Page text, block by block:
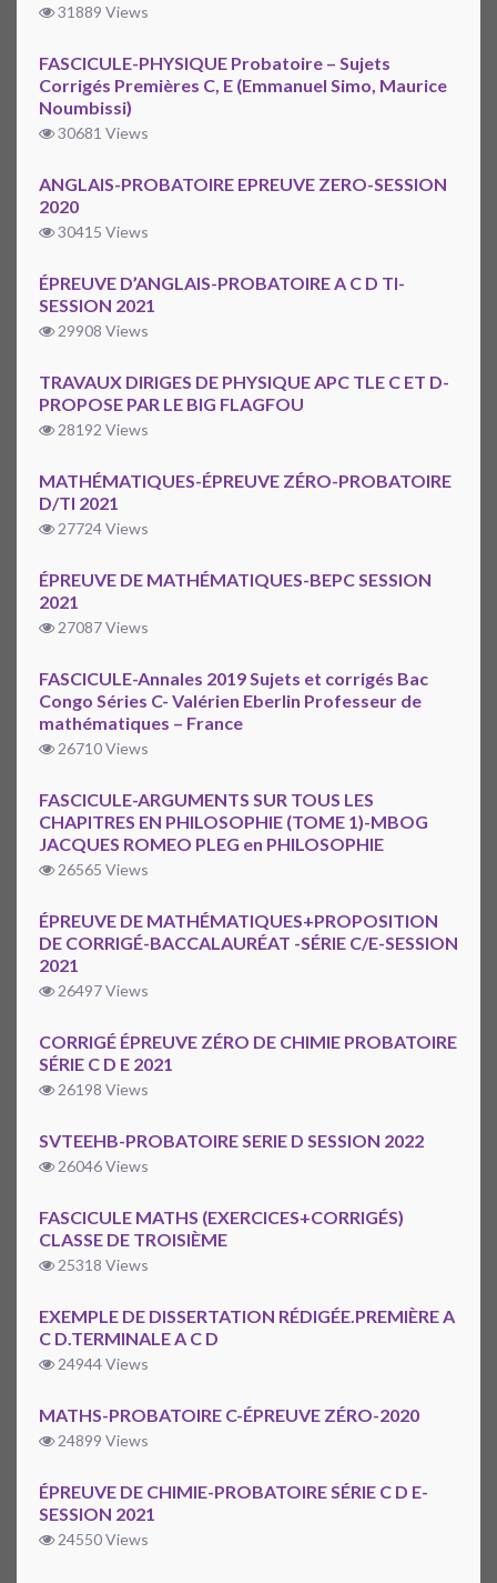
31889 Views
FASCICULE-PHYSIQUE Probatoire – Sujets
Corrigés Premières C, E (Emmanuel Simo, Maurice
Noumbissi)
30681 Views
ANGLAIS-PROBATOIRE EPREUVE ZERO-SESSION
2020
30415 Views
ÉPREUVE D’ANGLAIS-PROBATOIRE A C D TI-
SESSION 2021
29908 Views
TRAVAUX DIRIGES DE PHYSIQUE APC TLE C ET D-
PROPOSE PAR LE BIG FLAGFOU
28192 Views
MATHÉMATIQUES-ÉPREUVE ZÉRO-PROBATOIRE
D/TI 2021
27724 Views
ÉPREUVE DE MATHÉMATIQUES-BEPC SESSION
2021
27087 Views
FASCICULE-Annales 2019 Sujets et corrigés Bac
Congo Séries C- Valérien Eberlin Professeur de
mathématiques – France
26710 Views
FASCICULE-ARGUMENTS SUR TOUS LES
CHAPITRES EN PHILOSOPHIE (TOME 1)-MBOG
JACQUES ROMEO PLEG en PHILOSOPHIE
26565 Views
ÉPREUVE DE MATHÉMATIQUES+PROPOSITION
DE CORRIGÉ-BACCALAURÉAT -SÉRIE C/E-SESSION
2021
26497 Views
CORRIGÉ ÉPREUVE ZÉRO DE CHIMIE PROBATOIRE
SÉRIE C D E 2021
26198 Views
SVTEEHB-PROBATOIRE SERIE D SESSION 2022
26046 Views
FASCICULE MATHS (EXERCICES+CORRIGÉS)
CLASSE DE TROISIÈME
25318 Views
EXEMPLE DE DISSERTATION RÉDIGÉE.PREMIÈRE A
C D.TERMINALE A C D
24944 Views
MATHS-PROBATOIRE C-ÉPREUVE ZÉRO-2020
24899 Views
ÉPREUVE DE CHIMIE-PROBATOIRE SÉRIE C D E-
SESSION 2021
24550 Views